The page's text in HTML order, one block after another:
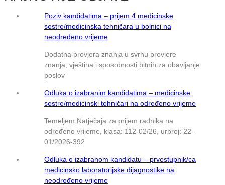
Poziv kandidatima – prijem 4 medicinske
sestre/medicinska tehničara u bolnici na
neodređeno vrijeme
Dodatna provjera znanja u svrhu provjere
znanja, vještina i sposobnosti bitnih za obavljanje
poslov
Odluka o izabranim kandidatima – medicinske
sestre/medicinski tehničari na određeno vrijeme
Temeljem Natječaja za prijem radnika na
određeno vrijeme, klasa: 112-02/26, urbroj: 22-
01/2026-392
Odluka o izabranom kandidatu – prvostupnik/ca
medicinsko laboratorijske dijagnostike na
neodređeno vrijeme